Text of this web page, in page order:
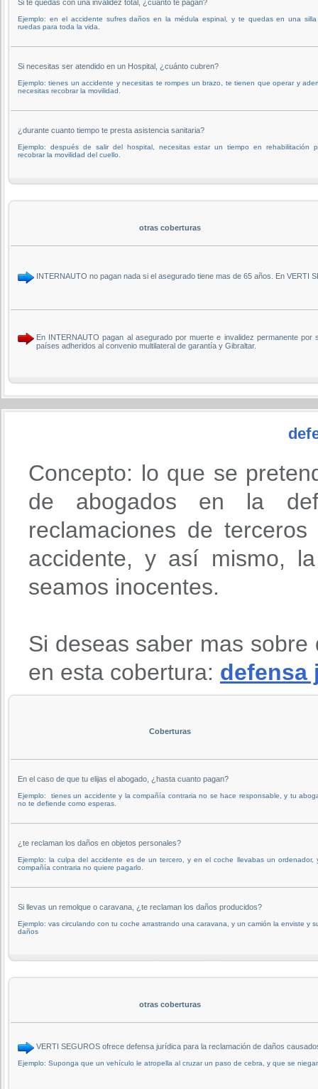
Si te quedas con una invalidez total, ¿cuánto te pagan?
Ejemplo: en el accidente sufres daños en la médula espinal, y te quedas en una
ruedas para toda la vida.
Si necesitas ser atendido en un Hospital, ¿cuánto cubren?
Ejemplo: tienes un accidente y necesitas te rompes un brazo, te tienen que operar y
necesitas recobrar la movilidad.
¿durante cuanto tiempo te presta asistencia sanitaria?
Ejemplo: después de salir del hospital, necesitas estar un tiempo en rehabilitación
recobrar la movilidad del cuello.
otras coberturas
INTERNAUTO no pagan nada si el asegurado tiene mas de 65 años. En VERTI
En INTERNAUTO pagan al asegurado por muerte e invalidez permanente
países adheridos al convenio multilateral de garantía y Gibraltar.
Concepto: lo que se
de abogados en la
reclamaciones de
accidente, y así mismo,
seamos inocentes.
Si deseas saber mas
en esta cobertura: defensa
Coberturas
En el caso de que tu elijas el abogado, ¿hasta cuanto pagan?
Ejemplo: tienes un accidente y la compañía contraria no se hace responsable, y tu
no te defiende como esperas.
¿te reclaman los daños en objetos personales?
Ejemplo: la culpa del accidente es de un tercero, y en el coche llevabas un ordenador,
compañía contraria no quiere pagarlo.
Si llevas un remolque o caravana, ¿te reclaman los daños producidos?
Ejemplo: vas circulando con tu coche arrastrando una caravana, y un camión la enviste y
daños
otras coberturas
VERTI SEGUROS ofrece defensa jurídica para la reclamación de daños
Ejemplo: Suponga que un vehículo le atropella al cruzar un paso de cebra, y que se